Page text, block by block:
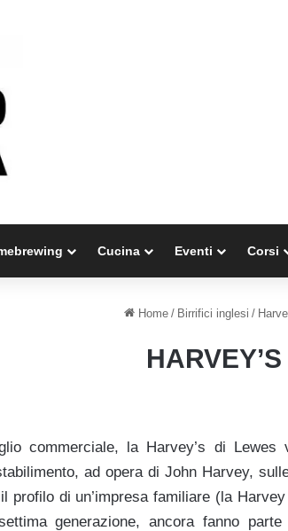
Cucina Eventi Corsi
Home / Birrifici inglesi /
HARVEY’S
commerciale, la Harvey’s di
ad opera di John Harvey,
il profilo di un’impresa familiare (la
generazione, ancora fanno